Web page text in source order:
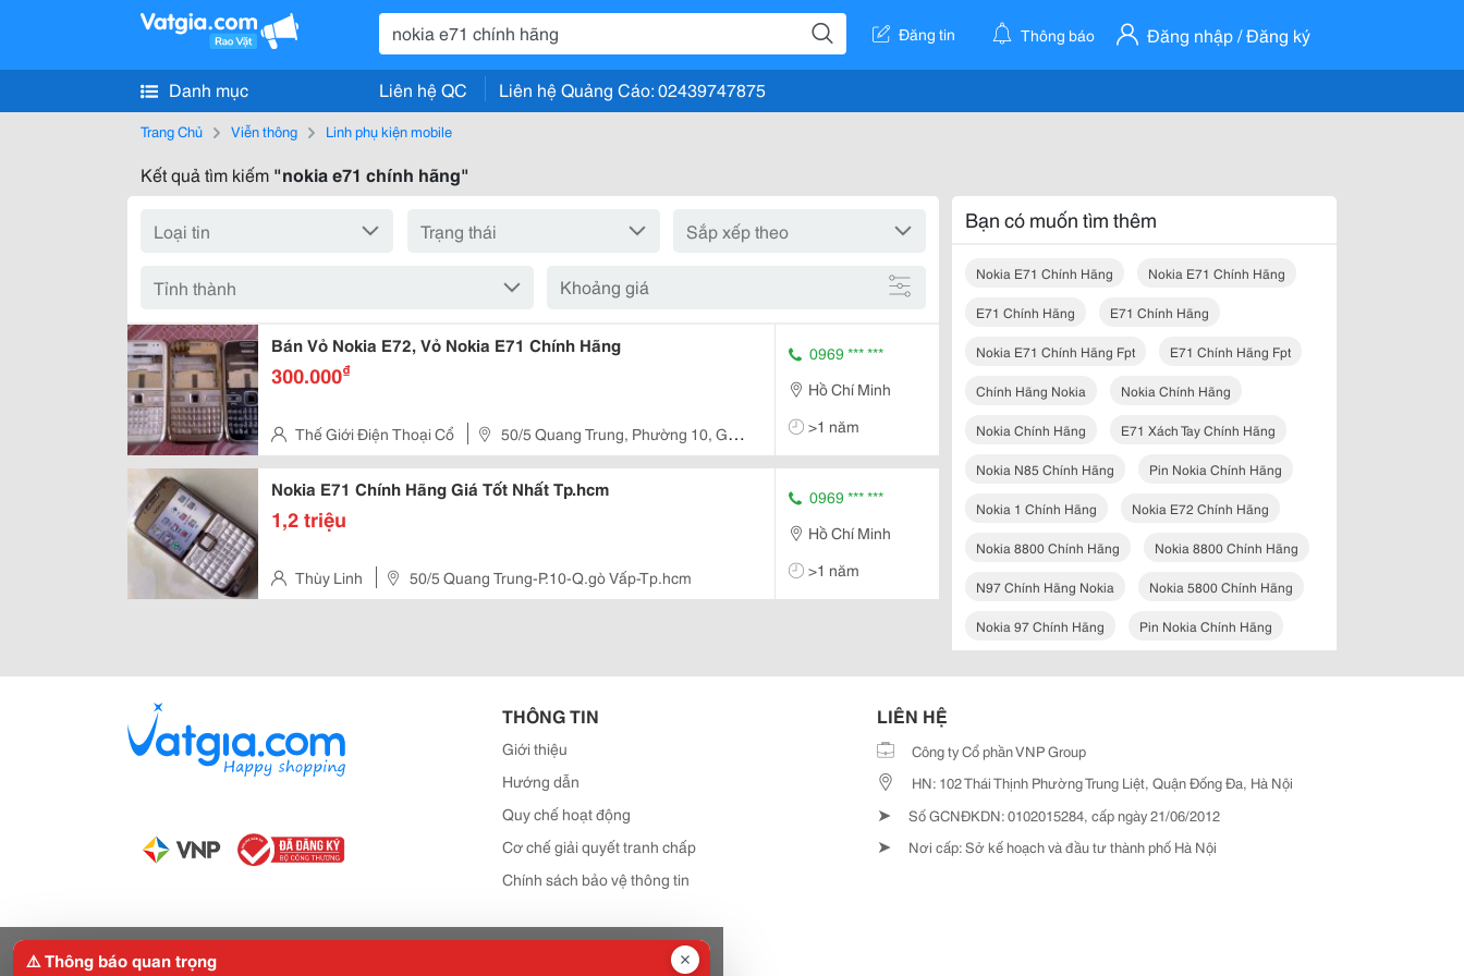
Đăng tin Thông báo Đăng nhập / Đăng ký
Danh mục Liên hệ QC Liên hệ Quảng Cáo: 02439747875
Trang Chủ Viễn thông Linh phụ kiện mobile
Kết quả tìm kiếm "nokia e71 chính hãng"
Khoảng giá
Bán Vỏ Nokia E72, Vỏ Nokia E71 Chính Hãng
300.000₫
Thế Giới Điện Thoại Cổ
50/5 Quang Trung, Phường 10, Gò
Vấp, Hồ Chí Minh, Vietnam
0969 *** ***
Hồ Chí Minh
>1 năm
Nokia E71 Chính Hãng Giá Tốt Nhất Tp.hcm
1,2 triệu
Thùy Linh 50/5 Quang Trung-P.10-Q.gò Vấp-Tp.hcm
0969 *** ***
Hồ Chí Minh
>1 năm
Bạn có muốn tìm thêm
Nokia E71 Chính Hãng Nokia E71 Chính Hãng
E71 Chính Hãng E71 Chính Hãng
Nokia E71 Chính Hãng Fpt E71 Chính Hãng Fpt
Chính Hãng Nokia Nokia Chính Hãng
Nokia Chính Hãng E71 Xách Tay Chính Hãng
Nokia N85 Chính Hãng Pin Nokia Chính Hãng
Nokia 1 Chính Hãng Nokia E72 Chính Hãng
Nokia 8800 Chính Hãng Nokia 8800 Chính Hãng
N97 Chính Hãng Nokia Nokia 5800 Chính Hãng
Nokia 97 Chính Hãng Pin Nokia Chính Hãng
THÔNG TIN
Giới thiệu
Hướng dẫn
Quy chế hoạt động
Cơ chế giải quyết tranh chấp
Chính sách bảo vệ thông tin
LIÊN HỆ
Công ty Cổ phần VNP Group
HN: 102 Thái Thịnh Phường Trung Liệt, Quận Đống Đa, Hà Nội
➤ Số GCNĐKDN: 0102015284, cấp ngày 21/06/2012
➤ Nơi cấp: Sở kế hoạch và đầu tư thành phố Hà Nội
⚠️ Thông báo quan trọng